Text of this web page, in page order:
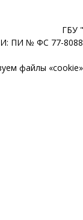
ГБУ
ПИ № ФС 77-
файлы «cookie»